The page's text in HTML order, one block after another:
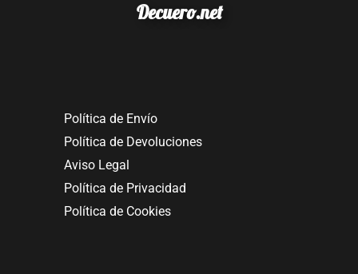
Decuero.net
Política de Envío
Política de Devoluciones
Aviso Legal
Política de Privacidad
Política de Cookies